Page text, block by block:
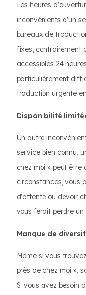
Les heures
inconvénients d'un
bureaux de
fixes, contrairement
accessibles 24
particulièrement
traduction urgente
Disponibilité
Un autre
service bien connu,
chez moi » peut être
circonstances, vous
d'attente ou devoir
vous ferait perdre un
Manque de
Même si vous
près de chez moi »,
Si vous avez besoin